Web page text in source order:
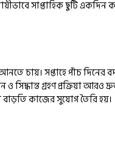
সাপ্তাহিক ছুটি
চায়। সপ্তাহে পাঁচ
ও সিদ্ধান্ত গ্রহণ প্রক্রিয়া
বাড়তি কাজের সুযোগ তৈরি হয়।